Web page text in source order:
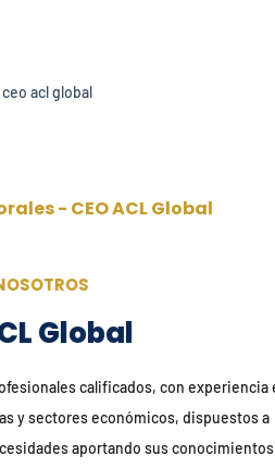
- CEO ACL Global
Global
calificados, con experiencia en
económicos, dispuestos a
aportando sus conocimientos